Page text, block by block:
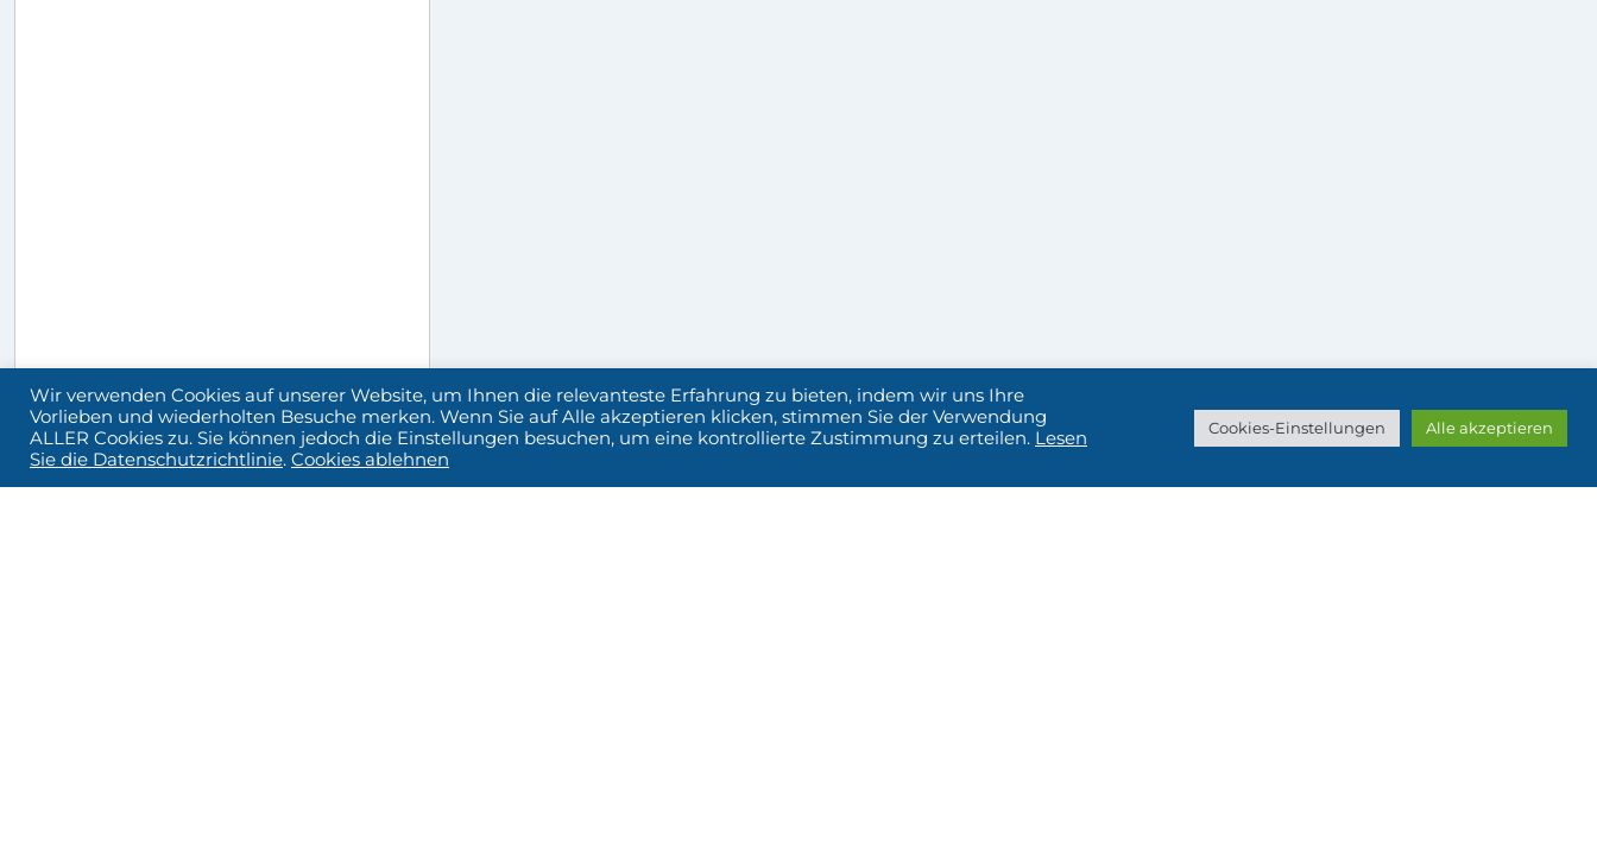
Wir verwenden Cookies auf unserer Website, um Ihnen die relevanteste Erfahrung zu bieten, indem wir uns Ihre
Vorlieben und wiederholten Besuche merken. Wenn Sie auf Alle akzeptieren klicken, stimmen Sie der Verwendung
ALLER Cookies zu. Sie können jedoch die Einstellungen besuchen, um eine kontrollierte Zustimmung zu erteilen. Lesen
Sie die Datenschutzrichtlinie. Cookies ablehnen
Cookies-Einstellungen Alle akzeptieren